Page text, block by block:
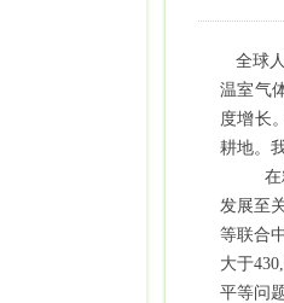
全球
温室气
度增长
耕地。
发展至
等联合
大于
平等问题